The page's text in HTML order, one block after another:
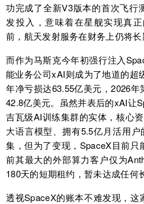
功完成了全新V3版本的首次飞行
发投入，意味着在星舰实现真
前，航天发射服务在财务上仍将长
而作为马斯克今年初强行注入
能业务公司xAI则成为了地道的超
年净亏损达63.55亿美元，2026
42.8亿美元。虽然并表后的xAI让
吉瓦级AI训练集群的实体，核心
大语言模型、拥有5.5亿月活用
集，但为了变现，SpaceX目前只
前其最大的外部算力客户仅为
180天的短期租约，暂未达成任何
透视SpaceX的账本不难发现，